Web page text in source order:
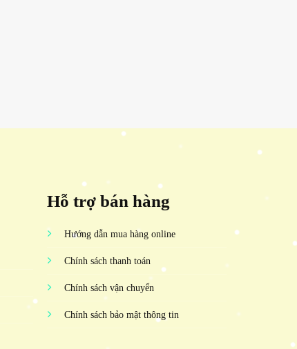
Hỗ trợ bán hàng
Hướng dẫn mua hàng online
Chính sách thanh toán
Chính sách vận chuyển
Chính sách bảo mật thông tin